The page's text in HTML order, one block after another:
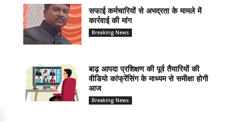
सफाई कर्मचारियों से अभद्रता के मामले में
कार्रवाई की मांग
Breaking News
बाढ़ आपदा प्रशिक्षण की पूर्व तैयारियों की
वीडियो कांफ्रेंसिंग के माध्यम से समीक्षा होगी
आज
Breaking News